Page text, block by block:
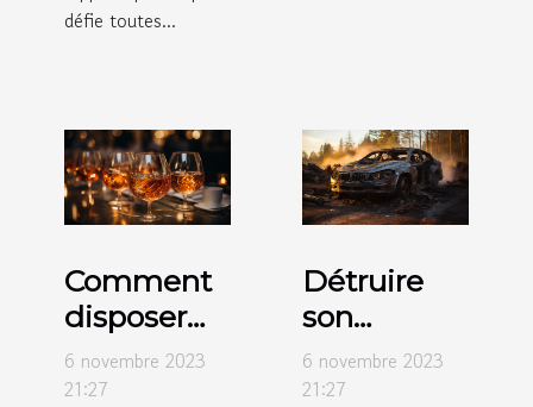
défie toutes...
Comment
disposer
des verres
sur des
6 novembre 2023
21:27
Détruire
son
véhicule
hors usage
6 novembre 2023
21:27